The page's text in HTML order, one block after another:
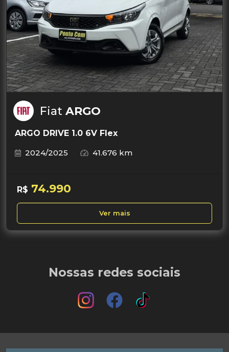
Fiat ARGO
ARGO DRIVE 1.0 6V Flex
2024/2025
41.676 km
R$ 74.990
Ver mais
Nossas redes sociais